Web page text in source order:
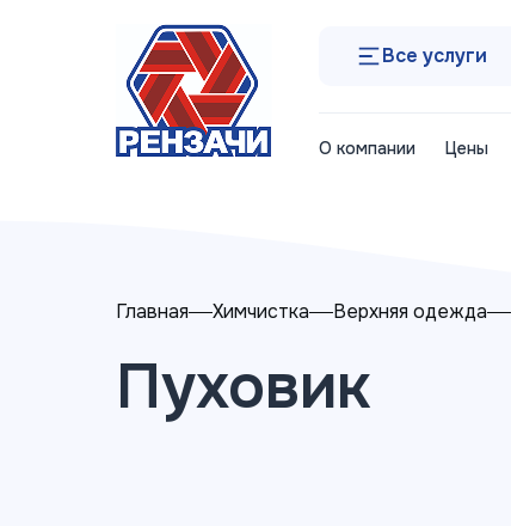
Все услуги
О компании Цены
Главная Химчистка Верхняя одежда
Пуховик